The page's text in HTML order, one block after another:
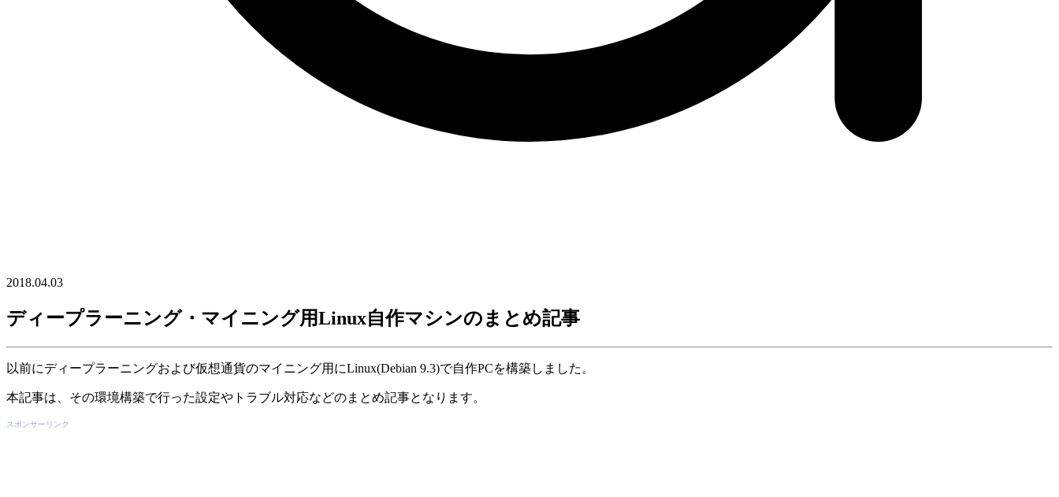
2018.04.03
ディープラーニング・マイニング用Linux自作マシンのまとめ記事
以前にディープラーニングおよび仮想通貨のマイニング用にLinux(Debian 9.3)で自作PCを構築しました。
本記事は、その環境構築で行った設定やトラブル対応などのまとめ記事となります。
スポンサーリンク